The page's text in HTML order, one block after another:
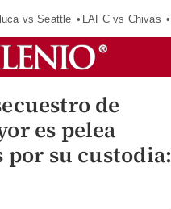
vs Seattle LAFC vs Chivas
de
es pelea
su custodia: